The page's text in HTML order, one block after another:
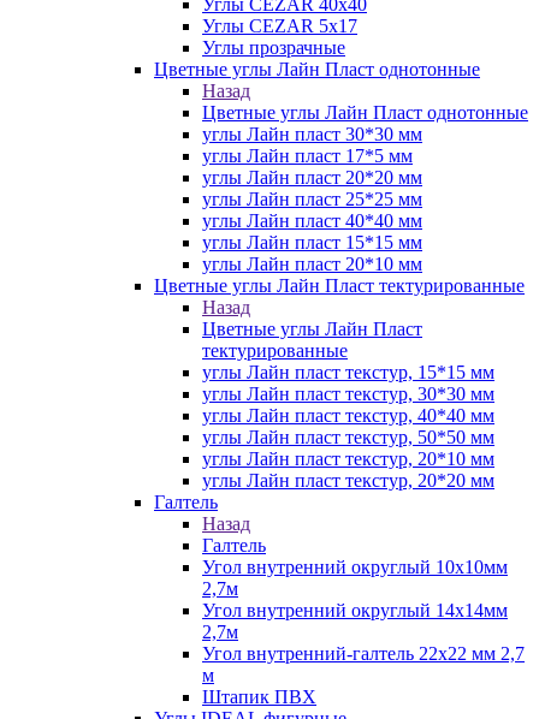
Углы CEZAR 40х40
Углы CEZAR 5х17
Углы прозрачные
Цветные углы Лайн Пласт однотонные
Назад
Цветные углы Лайн Пласт однотонные
углы Лайн пласт 30*30 мм
углы Лайн пласт 17*5 мм
углы Лайн пласт 20*20 мм
углы Лайн пласт 25*25 мм
углы Лайн пласт 40*40 мм
углы Лайн пласт 15*15 мм
углы Лайн пласт 20*10 мм
Цветные углы Лайн Пласт тектурированные
Назад
Цветные углы Лайн Пласт
тектурированные
углы Лайн пласт текстур, 15*15 мм
углы Лайн пласт текстур, 30*30 мм
углы Лайн пласт текстур, 40*40 мм
углы Лайн пласт текстур, 50*50 мм
углы Лайн пласт текстур, 20*10 мм
углы Лайн пласт текстур, 20*20 мм
Галтель
Назад
Галтель
Угол внутренний округлый 10х10мм
2,7м
Угол внутренний округлый 14х14мм
2,7м
Угол внутренний-галтель 22х22 мм 2,7
м
Штапик ПВХ